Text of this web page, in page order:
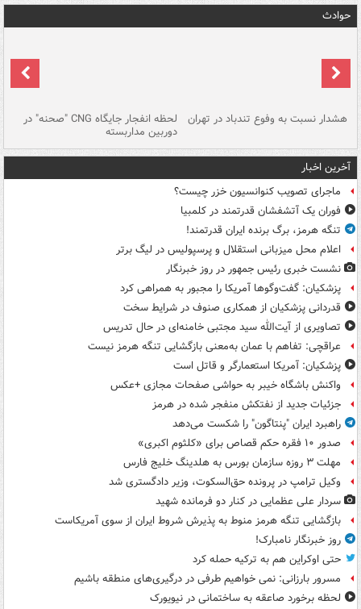
حوادث
هشدار نسبت به وفوع تندباد در تهران لحظه انفجار جایگاه CNG "صحنه" در
دوربین مداربسته
آخرین اخبار
ماجرای تصویب کنوانسیون خزر چیست؟
فوران یک آتشفشان قدرتمند در کلمبیا
تنگه هرمز، برگ برنده ایران قدرتمند!
اعلام محل میزبانی استقلال و پرسپولیس در لیگ برتر
نشست خبری رئیس جمهور در روز خبرنگار
پزشکیان: گفت‌وگوها آمریکا را مجبور به همراهی کرد
قدردانی پزشکیان از همکاری صنوف در شرایط سخت
تصاویری از آیت‌الله سید مجتبی خامنه‌ای در حال تدریس
عراقچی: تفاهم با عمان به‌معنی بازگشایی تنگه هرمز نیست
پزشکیان: آمریکا استعمارگر و قاتل است
واکنش باشگاه خیبر به حواشی صفحات مجازی +عکس
جزئیات جدید از نفتکش منفجر شده در هرمز
راهبرد ایران "پنتاگون" را شکست می‌دهد
صدور ۱۰ فقره حکم قصاص برای «کلثوم اکبری»
مهلت ۳ روزه سازمان بورس به هلدینگ خلیج فارس
وکیل ترامپ در پرونده حق‌السکوت، وزیر دادگستری شد
سردار علی عظمایی در کنار دو فرمانده شهید
بازگشایی تنگه هرمز منوط به پذیرش شروط ایران از سوی آمریکاست
روز خبرنگار نامبارک!
حتی اوکراین هم به ترکیه حمله کرد
مسرور بارزانی: نمی خواهیم طرفی در درگیری‌های منطقه باشیم
لحظه برخورد صاعقه به ساختمانی در نیویورک